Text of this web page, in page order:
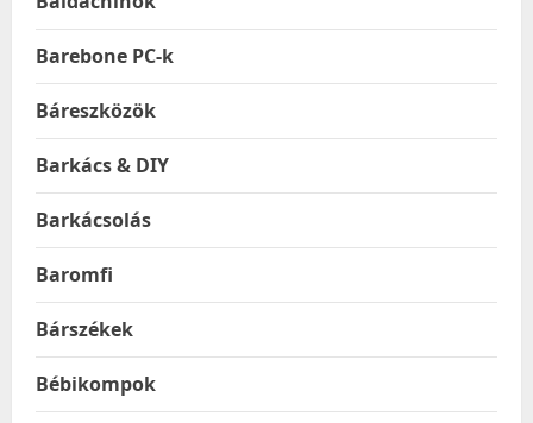
Barebone PC-k
Báreszközök
Barkács & DIY
Barkácsolás
Baromfi
Bárszékek
Bébikompok